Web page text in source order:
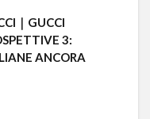
｜GUCCI
3:
ANCORA